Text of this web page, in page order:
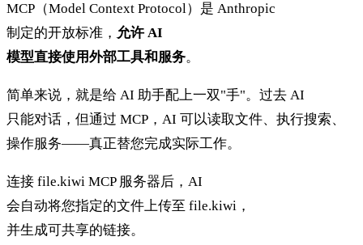
MCP（Model Context Protocol）是 Anthropic
制定的开放标准， 允许 AI
模型直接使用外部工具和服务。
简单来说，就是给 AI 助手配上一双"手"。过去 AI
只能对话，但通过 MCP，AI 可以读取文件、执行搜索、
操作服务——真正替您完成实际工作。
连接 file.kiwi MCP 服务器后，AI
会自动将您指定的文件上传至 file.kiwi，
并生成可共享的链接。